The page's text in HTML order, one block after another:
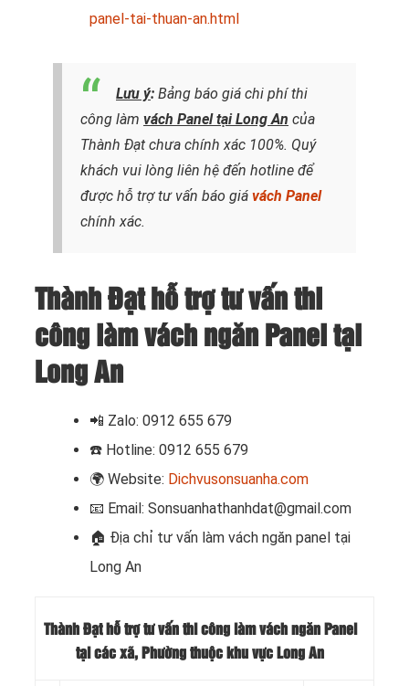
panel-tai-thuan-an.html
Lưu ý: Bảng báo giá chi phí thi
công làm vách Panel tại Long An của
Thành Đạt chưa chính xác 100%. Quý
khách vui lòng liên hệ đến hotline để
được hỗ trợ tư vấn báo giá vách Panel
chính xác.
Thành Đạt hỗ trợ tư vấn thi
công làm vách ngăn Panel tại
Long An
📲 Zalo: 0912 655 679
☎️ Hotline: 0912 655 679
🌍 Website: Dichvusonsuanha.com
📧 Email: Sonsuanhathanhdat@gmail.com
🏠 Địa chỉ tư vấn làm vách ngăn panel tại
Long An
Thành Đạt hỗ trợ tư vấn thi công làm vách ngăn Panel
tại các xã, Phường thuộc khu vực Long An